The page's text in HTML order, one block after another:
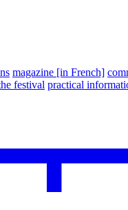
magazine [in French]
festival practical